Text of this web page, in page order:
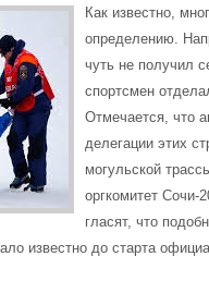
Как известно,
определению.
чуть не получил
спортсмен
Отмечается, что
делегации этих
могульской
оргкомитет Сочи-
гласят, что
известно до старта